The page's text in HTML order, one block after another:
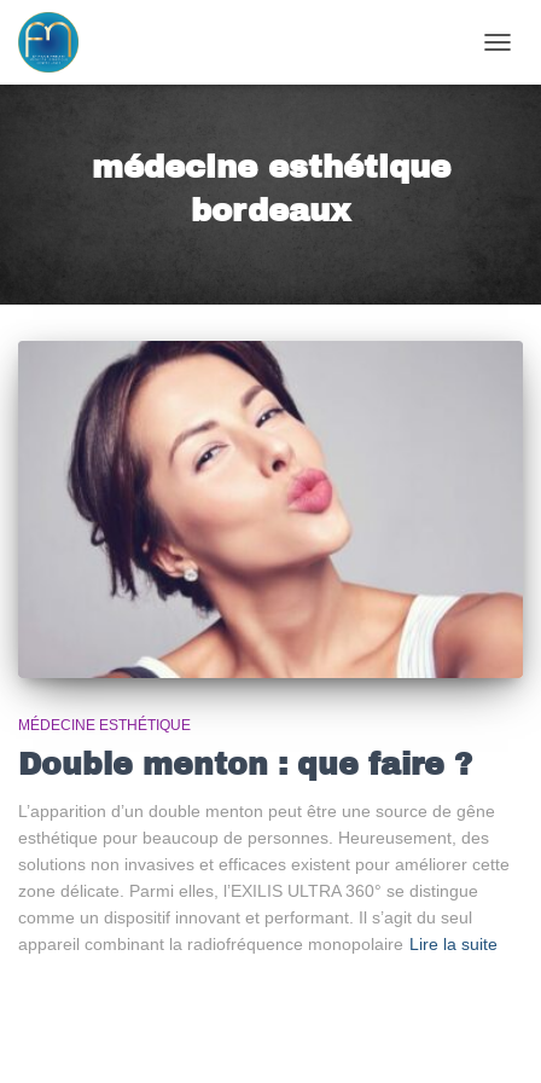
médecine esthétique
bordeaux
MÉDECINE ESTHÉTIQUE
Double menton : que faire ?
L’apparition d’un double menton peut être une source de gêne
esthétique pour beaucoup de personnes. Heureusement, des
solutions non invasives et efficaces existent pour améliorer cette
zone délicate. Parmi elles, l’EXILIS ULTRA 360° se distingue
comme un dispositif innovant et performant. Il s’agit du seul
appareil combinant la radiofréquence monopolaire Lire la suite